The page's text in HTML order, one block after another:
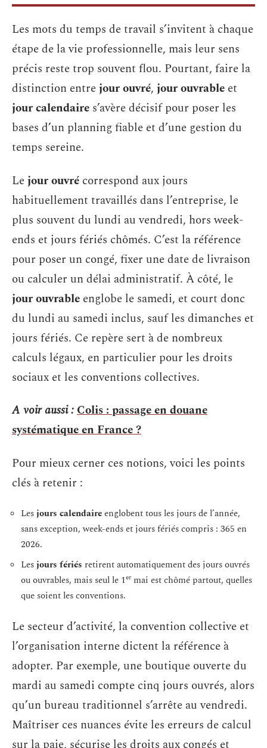
Les mots du temps de travail s’invitent à chaque
étape de la vie professionnelle, mais leur sens
précis reste trop souvent flou. Pourtant, faire la
distinction entrejour ouvré, jour ouvrable et
jour calendaire s’avère décisif pour poser les
bases d’un planning fiable et d’une gestion du
temps sereine.
Lejour ouvré correspond aux jours
habituellement travaillés dans l’entreprise, le
plus souvent du lundi au vendredi, hors week-
ends et jours fériés chômés. C’est la référence
pour poser un congé, fixer une date de livraison
ou calculer un délai administratif. À côté, le
jour ouvrable englobe le samedi, et court donc
du lundi au samedi inclus, sauf les dimanches et
jours fériés. Ce repère sert à de nombreux
calculs légaux, en particulier pour les droits
sociaux et les conventions collectives.
A voir aussi :Colis : passage en douane
systématique en France ?
Pour mieux cerner ces notions, voici les points
clés à retenir :
Lesjours calendaireenglobent tous les jours de l’année,
sans exception, week-ends et jours fériés compris : 365 en
2026.
Lesjours fériés retirent automatiquement des jours ouvrés
ou ouvrables, mais seul le 1er mai est chômé partout, quelles
que soient les conventions.
Le secteur d’activité, la convention collective et
l’organisation interne dictent la référence à
adopter. Par exemple, une boutique ouverte du
mardi au samedi compte cinq jours ouvrés, alors
qu’un bureau traditionnel s’arrête au vendredi.
Maîtriser ces nuances évite les erreurs de calcul